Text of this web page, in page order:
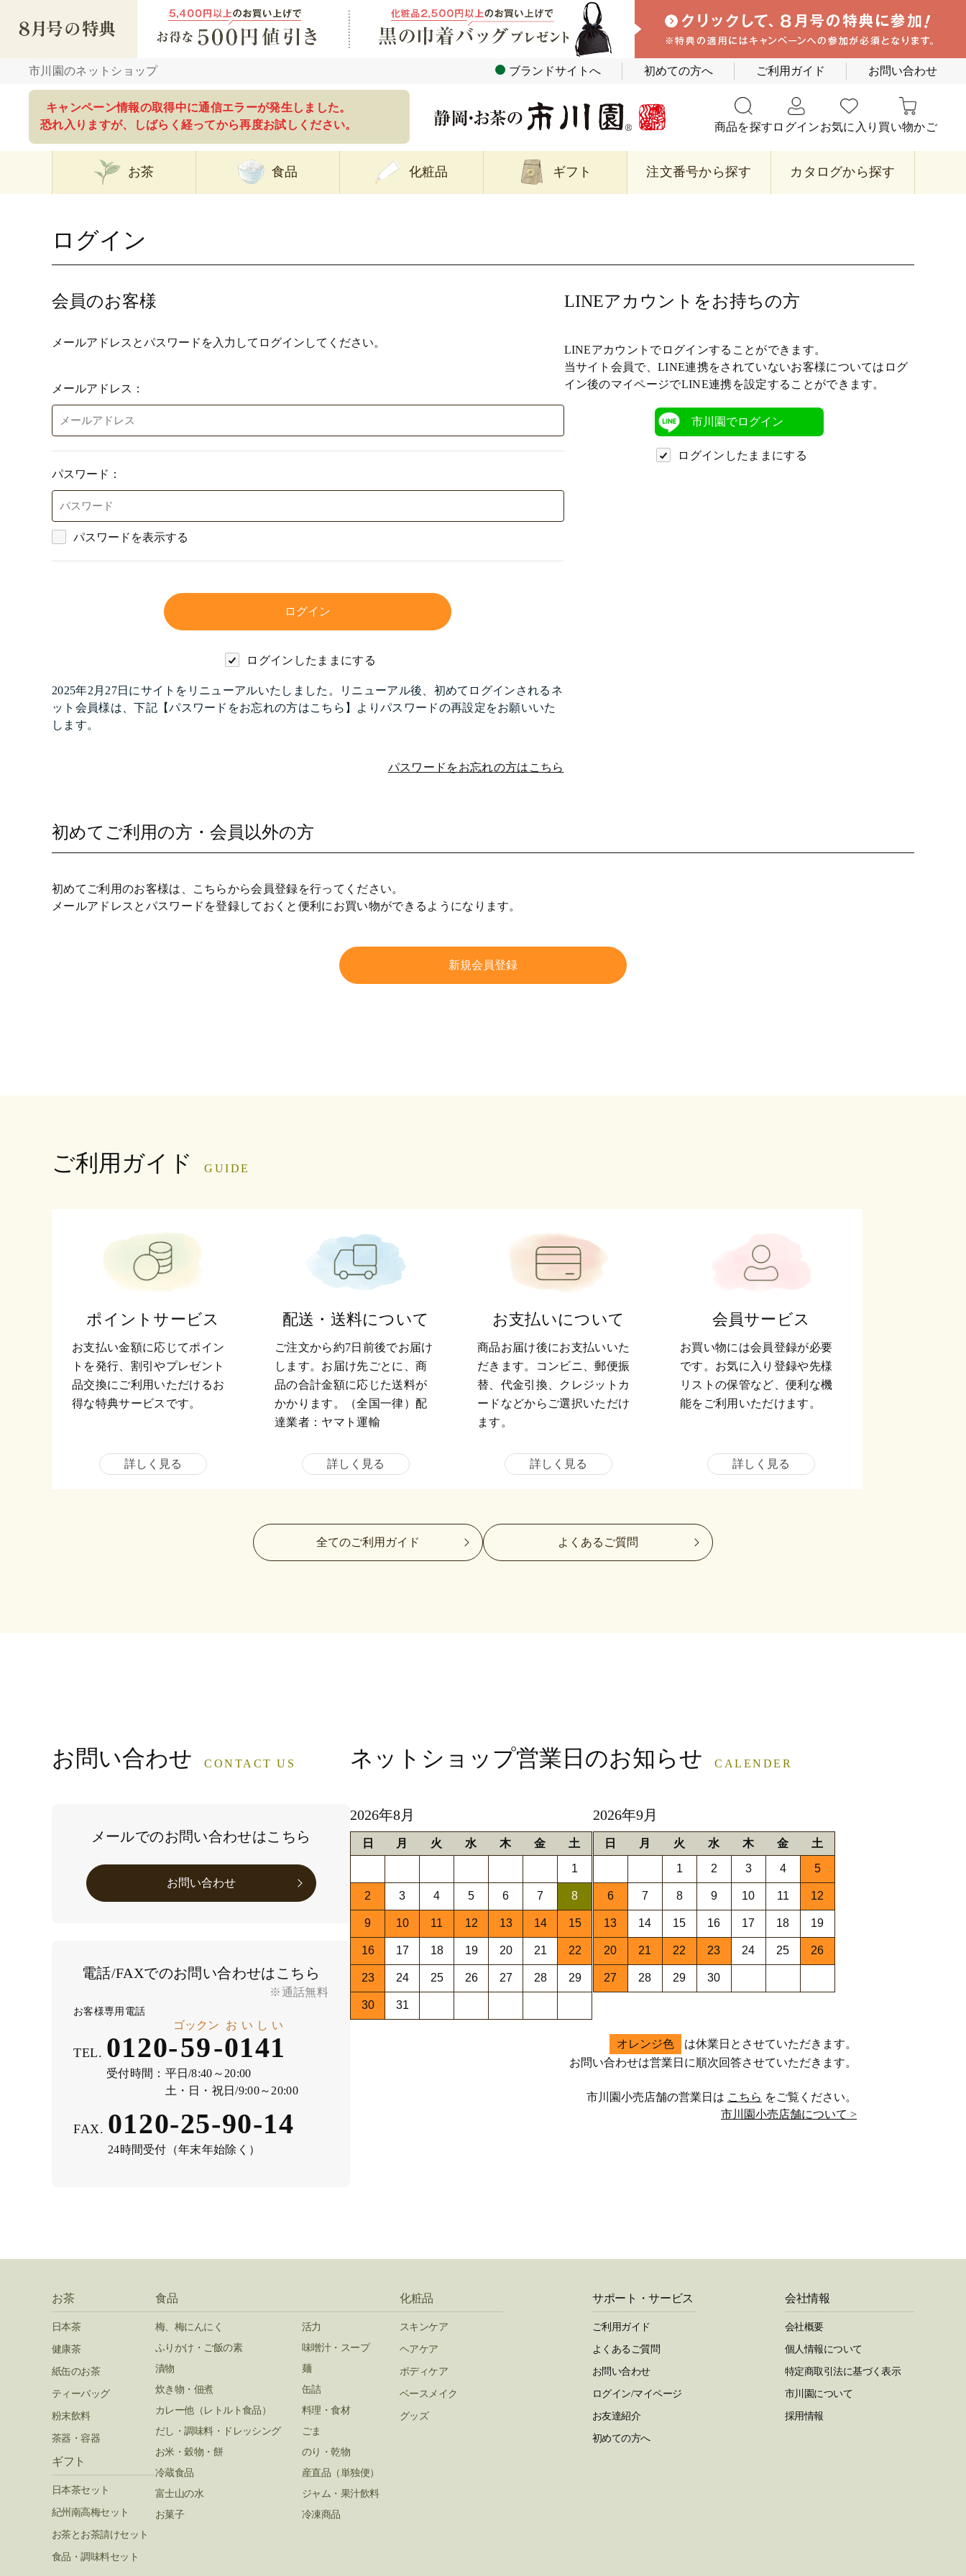
市川園のネットショップ ブランドサイトへ 初めての方へ ご利用ガイド お問い合わせ
キャンペーン情報の取得中に通信エラーが発生しました。
恐れ入りますが、しばらく経ってから再度お試しください。
商品を探す ログインお気に入り 買い物かご
お茶 食品 化粧品 ギフト 注文番号から探す カタログから探す
ログイン
会員のお客様
メールアドレスとパスワードを入力してログインしてください。
メールアドレス：
パスワード：
パスワードを表示する
ログインしたままにする
2025年2月27日にサイトをリニューアルいたしました。リニューアル後、初めてログインされるネ
ット会員様は、下記【パスワードをお忘れの方はこちら】よりパスワードの再設定をお願いいた
します。
パスワードをお忘れの方はこちら
LINEアカウントをお持ちの方
LINEアカウントでログインすることができます。
当サイト会員で、LINE連携をされていないお客様についてはログ
イン後のマイページでLINE連携を設定することができます。
市川園でログイン
ログインしたままにする
初めてご利用の方・会員以外の方
初めてご利用のお客様は、こちらから会員登録を行ってください。
メールアドレスとパスワードを登録しておくと便利にお買い物ができるようになります。
ご利用ガイド GUIDE
ポイントサービス
お支払い金額に応じてポイン
トを発行、割引やプレゼント
品交換にご利用いただけるお
得な特典サービスです。
詳しく見る
配送・送料について
ご注文から約7日前後でお届け
します。お届け先ごとに、商
品の合計金額に応じた送料が
かかります。（全国一律）配
達業者：ヤマト運輸
詳しく見る
お支払いについて
商品お届け後にお支払いいた
だきます。コンビニ、郵便振
替、代金引換、クレジットカ
ードなどからご選択いただけ
ます。
詳しく見る
会員サービス
お買い物には会員登録が必要
です。お気に入り登録や先様
リストの保管など、便利な機
能をご利用いただけます。
詳しく見る
全てのご利用ガイド よくあるご質問
お問い合わせ CONTACT US
メールでのお問い合わせはこちら
お問い合わせ
電話/FAXでのお問い合わせはこちら
※通話無料
お客様専用電話
TEL. 0120-59
ゴックン
-0141
おいしい
受付時間： 平日/8:40～20:00
土・日・祝日/9:00～20:00
FAX. 0120-25-90-14
24時間受付（年末年始除く）
ネットショップ営業日 のお知らせ CALENDER
2026年8月
日 月 火 水 木 金 土
1
2 3 4 5 6 7 8
9 10 11 12 13 14 15
16 17 18 19 20 21 22
23 24 25 26 27 28 29
30 31
2026年9月
日 月 火 水 木 金 土
1 2 3 4 5
6 7 8 9 10 11 12
13 14 15 16 17 18 19
20 21 22 23 24 25 26
27 28 29 30
オレンジ色
は休業日とさせていただきます。
お問い合わせは営業日に順次回答させていただきます。
市川園小売店舗の営業日は こちら をご覧ください。
市川園小売店舗について >
お茶
日本茶
健康茶
紙缶のお茶
ティーバッグ
粉末飲料
茶器・容器
ギフト
日本茶セット
紀州南高梅セット
お茶とお茶請けセット
食品・調味料セット
食品
梅、梅にんにく
活力
ふりかけ・ご飯の素
味噌汁・スープ
漬物
麺
炊き物・佃煮
缶詰
カレー他（レトルト食品）
料理・食材
だし・調味料・ドレッシング
ごま
お米・穀物・餅
のり・乾物
冷蔵食品
産直品（単独便）
富士山の水
ジャム・果汁飲料
お菓子
冷凍商品
化粧品
スキンケア
ヘアケア
ボディケア
ベースメイク
グッズ
サポート・サービス
ご利用ガイド
よくあるご質問
お問い合わせ
ログイン/マイページ
お友達紹介
初めての方へ
会社情報
会社概要
個人情報について
特定商取引法に基づく表示
市川園について
採用情報